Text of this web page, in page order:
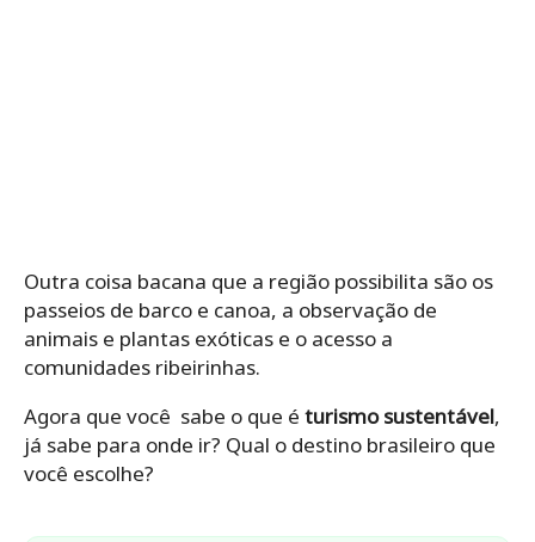
Outra coisa bacana que a região possibilita são os
passeios de barco e canoa, a observação de
animais e plantas exóticas e o acesso a
comunidades ribeirinhas.
Agora que você sabe o que é turismo sustentável,
já sabe para onde ir? Qual o destino brasileiro que
você escolhe?